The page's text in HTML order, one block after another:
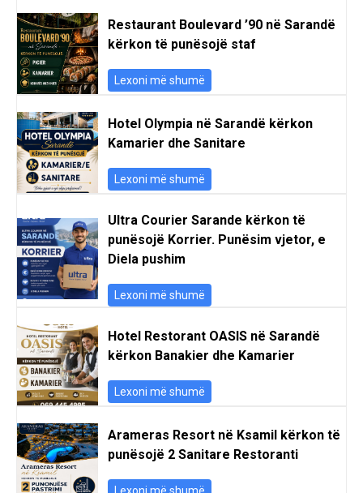
Restaurant Boulevard ’90 në Sarandë
kërkon të punësojë staf
Lexoni më shumë
Hotel Olympia në Sarandë kërkon
Kamarier dhe Sanitare
Lexoni më shumë
Ultra Courier Sarande kërkon të
punësojë Korrier. Punësim vjetor, e
Diela pushim
Lexoni më shumë
Hotel Restorant OASIS në Sarandë
kërkon Banakier dhe Kamarier
Lexoni më shumë
Arameras Resort në Ksamil kërkon të
punësojë 2 Sanitare Restoranti
Lexoni më shumë